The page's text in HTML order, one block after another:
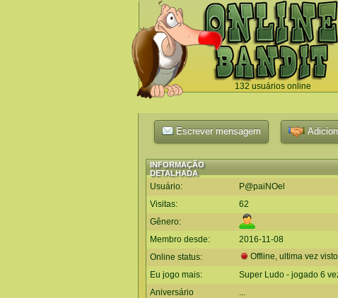
132 usuários online
`
Escrever mensagem
INFORMAÇÃO
DETALHADA
Usuário:
P@paiNOel
Visitas:
62
Gênero:
Membro desde:
2016-11-08
Online status:
Offline, ultima vez visto
Eu jogo mais:
Super Ludo - jogado 6
Aniversário
...